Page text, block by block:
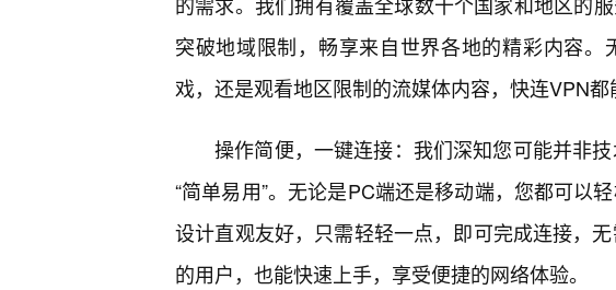
突破地域限制，畅享来自世界各地的精彩内容
戏，还是观看地区限制的流媒体内容，快连VPN都
操作简便，一键连接：我们深知您可能并非
“简单易用”。无论是PC端还是移动端，您都可以
设计直观友好，只需轻轻一点，即可完成连接，
的用户，也能快速上手，享受便捷的网络体验。